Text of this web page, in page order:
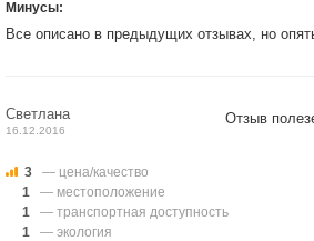
Минусы:
Все описано в предыдущих отзывах, но
Светлана
16.12.2016
Отзыв
3
— цена/качество
1
— местоположение
1
— транспортная доступность
1
— экология